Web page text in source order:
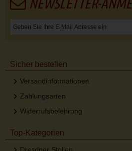
Sicher bestellen
Versandinformationen
Zahlungsarten
Widerrufsbelehrung
Top-Kategorien